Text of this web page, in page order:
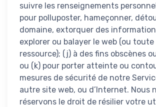
suivre les renseignements
pour polluposter, hameçonner,
domaine, extorquer des
explorer ou balayer le web (ou
ressource); (j) à des fins obscènes
ou (k) pour porter atteinte ou
mesures de sécurité de notre
autre site web, ou d’Internet. Nous
réservons le droit de résilier votre